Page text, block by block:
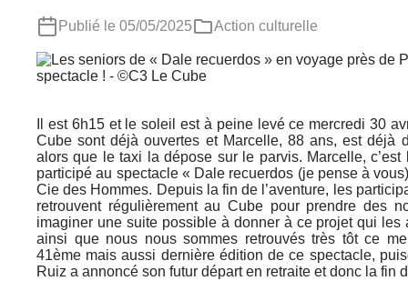
Publié le 05/05/2025 Action culturelle
Il est 6h15 et le soleil est à peine levé ce mercredi 30
Cube sont déjà ouvertes et Marcelle, 88 ans, est déjà
alors que le taxi la dépose sur le parvis. Marcelle,
participé au spectacle « Dale recuerdos (je pense à
Cie des Hommes. Depuis la fin de l’aventure, les
retrouvent régulièrement au Cube pour prendre des
imaginer une suite possible à donner à ce projet qui les
ainsi que nous nous sommes retrouvés très tôt ce
41ème mais aussi dernière édition de ce spectacle,
Ruiz a annoncé son futur départ en retraite et donc la fin